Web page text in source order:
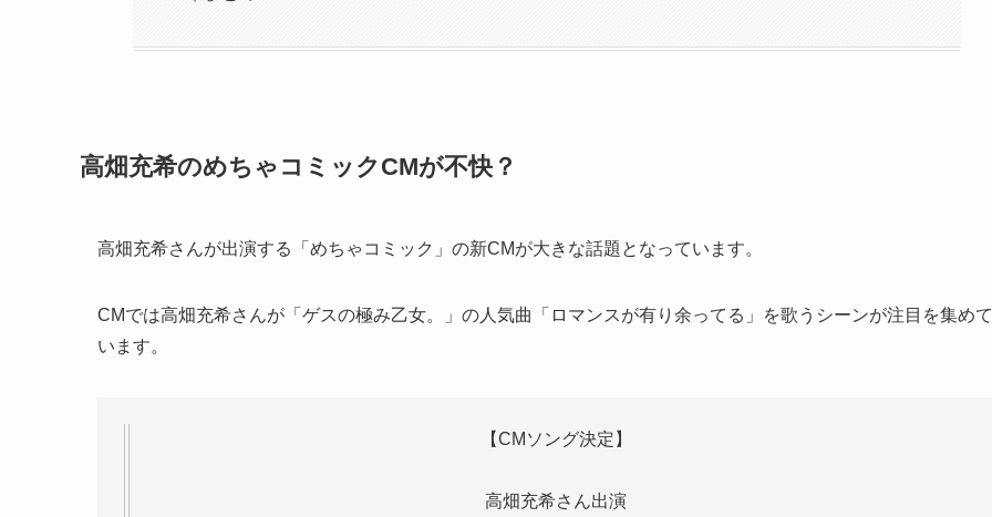
高畑充希のめちゃコミックCMが不快？
高畑充希さんが出演する「めちゃコミック」の新CMが大きな話題となっています。
CMでは高畑充希さんが「ゲスの極み乙女。」の人気曲「ロマンスが有り余ってる」を歌うシーンが注目を集めて
います。
【CMソング決定】
高畑充希さん出演